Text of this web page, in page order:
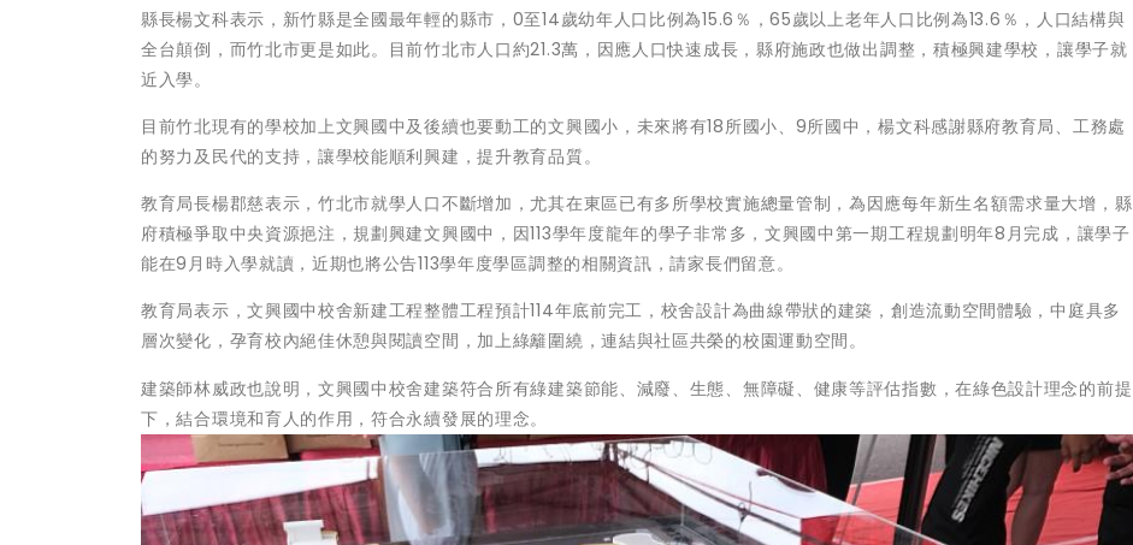
縣長楊文科表示，新竹縣是全國最年輕的縣市，0至14歲幼年人口比例為15.6％，65歲以上老年人口比例為13.6％，人口結構與
全台顛倒，而竹北市更是如此。目前竹北市人口約21.3萬，因應人口快速成長，縣府施政也做出調整，積極興建學校，讓學子就
近入學。
目前竹北現有的學校加上文興國中及後續也要動工的文興國小，未來將有18所國小、9所國中，楊文科感謝縣府教育局、工務處
的努力及民代的支持，讓學校能順利興建，提升教育品質。
教育局長楊郡慈表示，竹北市就學人口不斷增加，尤其在東區已有多所學校實施總量管制，為因應每年新生名額需求量大增，縣
府積極爭取中央資源挹注，規劃興建文興國中，因113學年度龍年的學子非常多，文興國中第一期工程規劃明年8月完成，讓學子
能在9月時入學就讀，近期也將公告113學年度學區調整的相關資訊，請家長們留意。
教育局表示，文興國中校舍新建工程整體工程預計114年底前完工，校舍設計為曲線帶狀的建築，創造流動空間體驗，中庭具多
層次變化，孕育校內絕佳休憩與閱讀空間，加上綠籬圍繞，連結與社區共榮的校園運動空間。
建築師林威政也說明，文興國中校舍建築符合所有綠建築節能、減廢、生態、無障礙、健康等評估指數，在綠色設計理念的前提
下，結合環境和育人的作用，符合永續發展的理念。